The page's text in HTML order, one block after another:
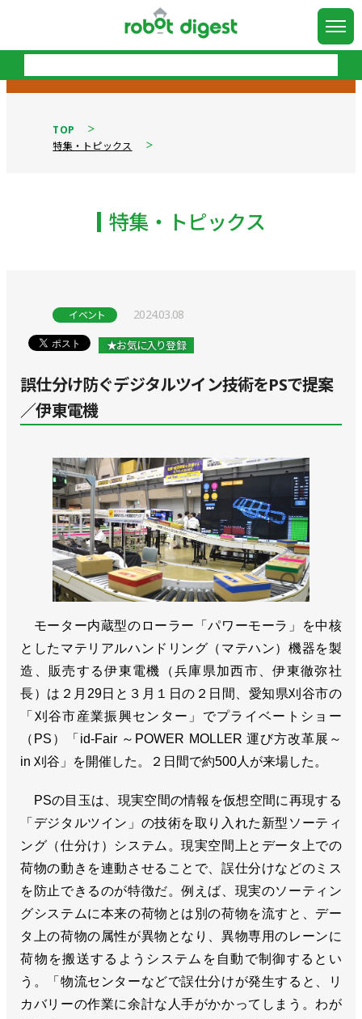
TOP
特集・トピックス
特集・トピックス
イベント 2024.03.08
★お気に入り登録
誤仕分け防ぐデジタルツイン技術をPSで提案
／伊東電機
モーター内蔵型のローラー「パワーモーラ」を中核
としたマテリアルハンドリング（マテハン）機器を製
造、販売する伊東電機（兵庫県加西市、伊東徹弥社
長）は２月29日と３月１日の２日間、愛知県刈谷市の
「刈谷市産業振興センター」でプライベートショー
（PS）「id-Fair ～POWER MOLLER 運び方改革展～
in 刈谷」を開催した。２日間で約500人が来場した。
PSの目玉は、現実空間の情報を仮想空間に再現する
「デジタルツイン」の技術を取り入れた新型ソーティ
ング（仕分け）システム。現実空間上とデータ上での
荷物の動きを連動させることで、誤仕分けなどのミス
を防止できるのが特徴だ。例えば、現実のソーティン
グシステムに本来の荷物とは別の荷物を流すと、デー
タ上の荷物の属性が異物となり、異物専用のレーンに
荷物を搬送するようシステムを自動で制御するとい
う。「物流センターなどで誤仕分けが発生すると、リ
カバリーの作業に余計な人手がかかってしまう。わが